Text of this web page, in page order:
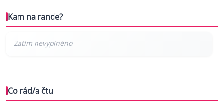
Kam na rande?
Co rád/a čtu